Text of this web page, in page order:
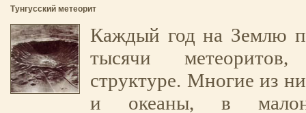
Тунгусский метеорит
Каждый год на Землю
тысячи
структуре. Многие из
и океаны, в